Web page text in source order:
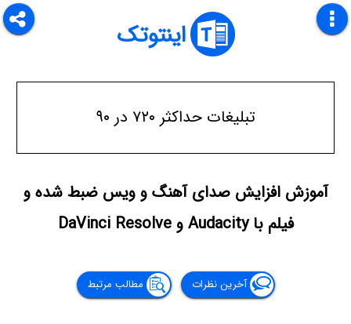
اینتوتک
تبلیغات حداکثر ۷۲۰ در ۹۰
آموزش افزایش صدای آهنگ و ویس ضبط شده و
فیلم با Audacity و DaVinci Resolve
آخرین نظرات مطالب مرتبط